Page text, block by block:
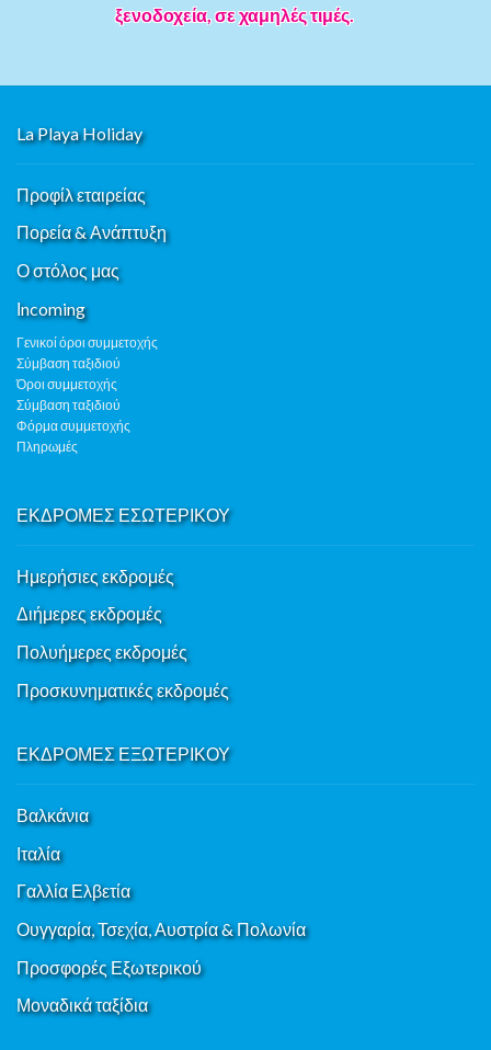
ξενοδοχεία, σε χαμηλές τιμές.
La Playa Holiday
Προφίλ εταιρείας
Πορεία & Ανάπτυξη
Ο στόλος μας
Ιncoming
Γενικοί όροι συμμετοχής
Σύμβαση ταξιδιού
Όροι συμμετοχής
Σύμβαση ταξιδιού
Φόρμα συμμετοχής
Πληρωμές
ΕΚΔΡΟΜΕΣ ΕΣΩΤΕΡΙΚΟΥ
Ημερήσιες εκδρομές
Διήμερες εκδρομές
Πολυήμερες εκδρομές
Προσκυνηματικές εκδρομές
ΕΚΔΡΟΜΕΣ ΕΞΩΤΕΡΙΚΟΥ
Βαλκάνια
Ιταλία
Γαλλία Ελβετία
Ουγγαρία, Τσεχία, Αυστρία & Πολωνία
Προσφορές Εξωτερικού
Μοναδικά ταξίδια